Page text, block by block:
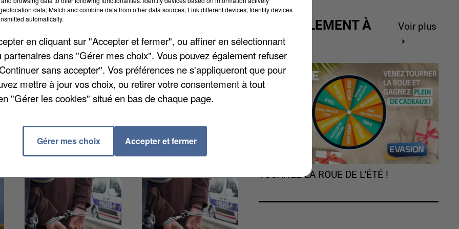
n'est plus possible de le faire en ligne. Désormais,
par mail à l'adresse suivante :
participe au financement des différents modes
et-marnais. De façon à faciliter leur mobilité et
sur le site internet du département.
ACTUELLEMENT À
GAGNER
Voir plus
TOURNEZ LA ROUE DE L'ÉTÉ !
data; Match and combine data from other data sources; Link different devices; Identify devices
automatically.
en cliquant sur "Accepter et fermer", ou affiner en sélectionnant
partenaires dans "Gérer mes choix". Vous pouvez également refuser
sans accepter". Vos préférences ne s'appliqueront que pour
mettre à jour vos choix, ou retirer votre consentement à tout
"Gérer les cookies" situé en bas de chaque page.
Gérer mes choix Accepter et fermer